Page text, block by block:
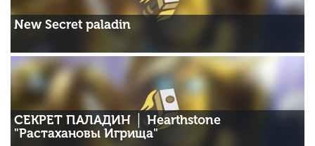
New Secret paladin
СЕКРЕТ ПАЛАДИН │ Hearthstone
"Растахановы Игрища"